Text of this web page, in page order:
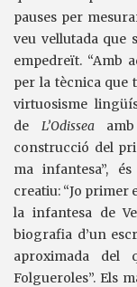
pauses per
veu vellutada que
empedreït. “Amb
per la tècnica que
virtuosisme
de L’Odisseaamb
construcció del
ma infantesa”,
creatiu: “Jo primer
la infantesa de
biografia d’un
aproximada del
Folgueroles”. Els